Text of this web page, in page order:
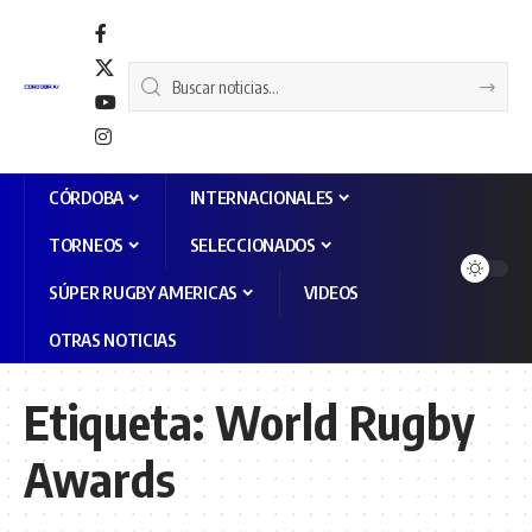
CÓRDOBA INTERNACIONALES
TORNEOS SELECCIONADOS
SÚPER RUGBY AMERICAS VIDEOS
OTRAS NOTICIAS
Etiqueta:World Rugby
Awards